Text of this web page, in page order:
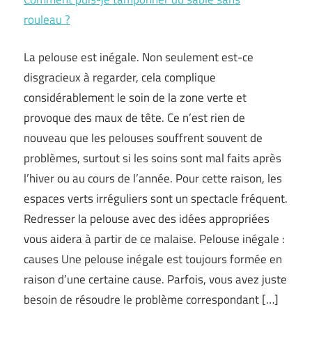
rouleau ?
La pelouse est inégale. Non seulement est-ce
disgracieux à regarder, cela complique
considérablement le soin de la zone verte et
provoque des maux de tête. Ce n’est rien de
nouveau que les pelouses souffrent souvent de
problèmes, surtout si les soins sont mal faits après
l’hiver ou au cours de l’année. Pour cette raison, les
espaces verts irréguliers sont un spectacle fréquent.
Redresser la pelouse avec des idées appropriées
vous aidera à partir de ce malaise. Pelouse inégale :
causes Une pelouse inégale est toujours formée en
raison d’une certaine cause. Parfois, vous avez juste
besoin de résoudre le problème correspondant […]